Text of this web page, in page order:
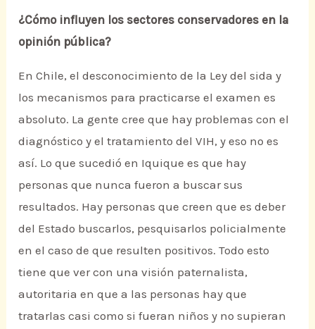
¿Cómo influyen los sectores conservadores en la
opinión pública?
En Chile, el desconocimiento de la Ley del sida y
los mecanismos para practicarse el examen es
absoluto. La gente cree que hay problemas con el
diagnóstico y el tratamiento del VIH, y eso no es
así. Lo que sucedió en Iquique es que hay
personas que nunca fueron a buscar sus
resultados. Hay personas que creen que es deber
del Estado buscarlos, pesquisarlos policialmente
en el caso de que resulten positivos. Todo esto
tiene que ver con una visión paternalista,
autoritaria en que a las personas hay que
tratarlas casi como si fueran niños y no supieran